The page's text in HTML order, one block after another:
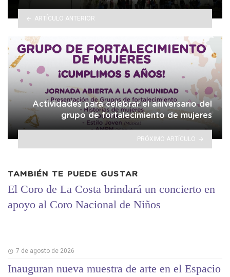
ARTÍCULO ANTERIOR
Actividades para celebrar el aniversario del
grupo de fortalecimiento de mujeres
PRÓXIMO ARTÍCULO
TAMBIÉN TE PUEDE GUSTAR
El Coro de La Costa brindará un concierto en
apoyo al Coro Nacional de Niños
7 de agosto de 2026
Inauguran nueva muestra de arte en el Espacio